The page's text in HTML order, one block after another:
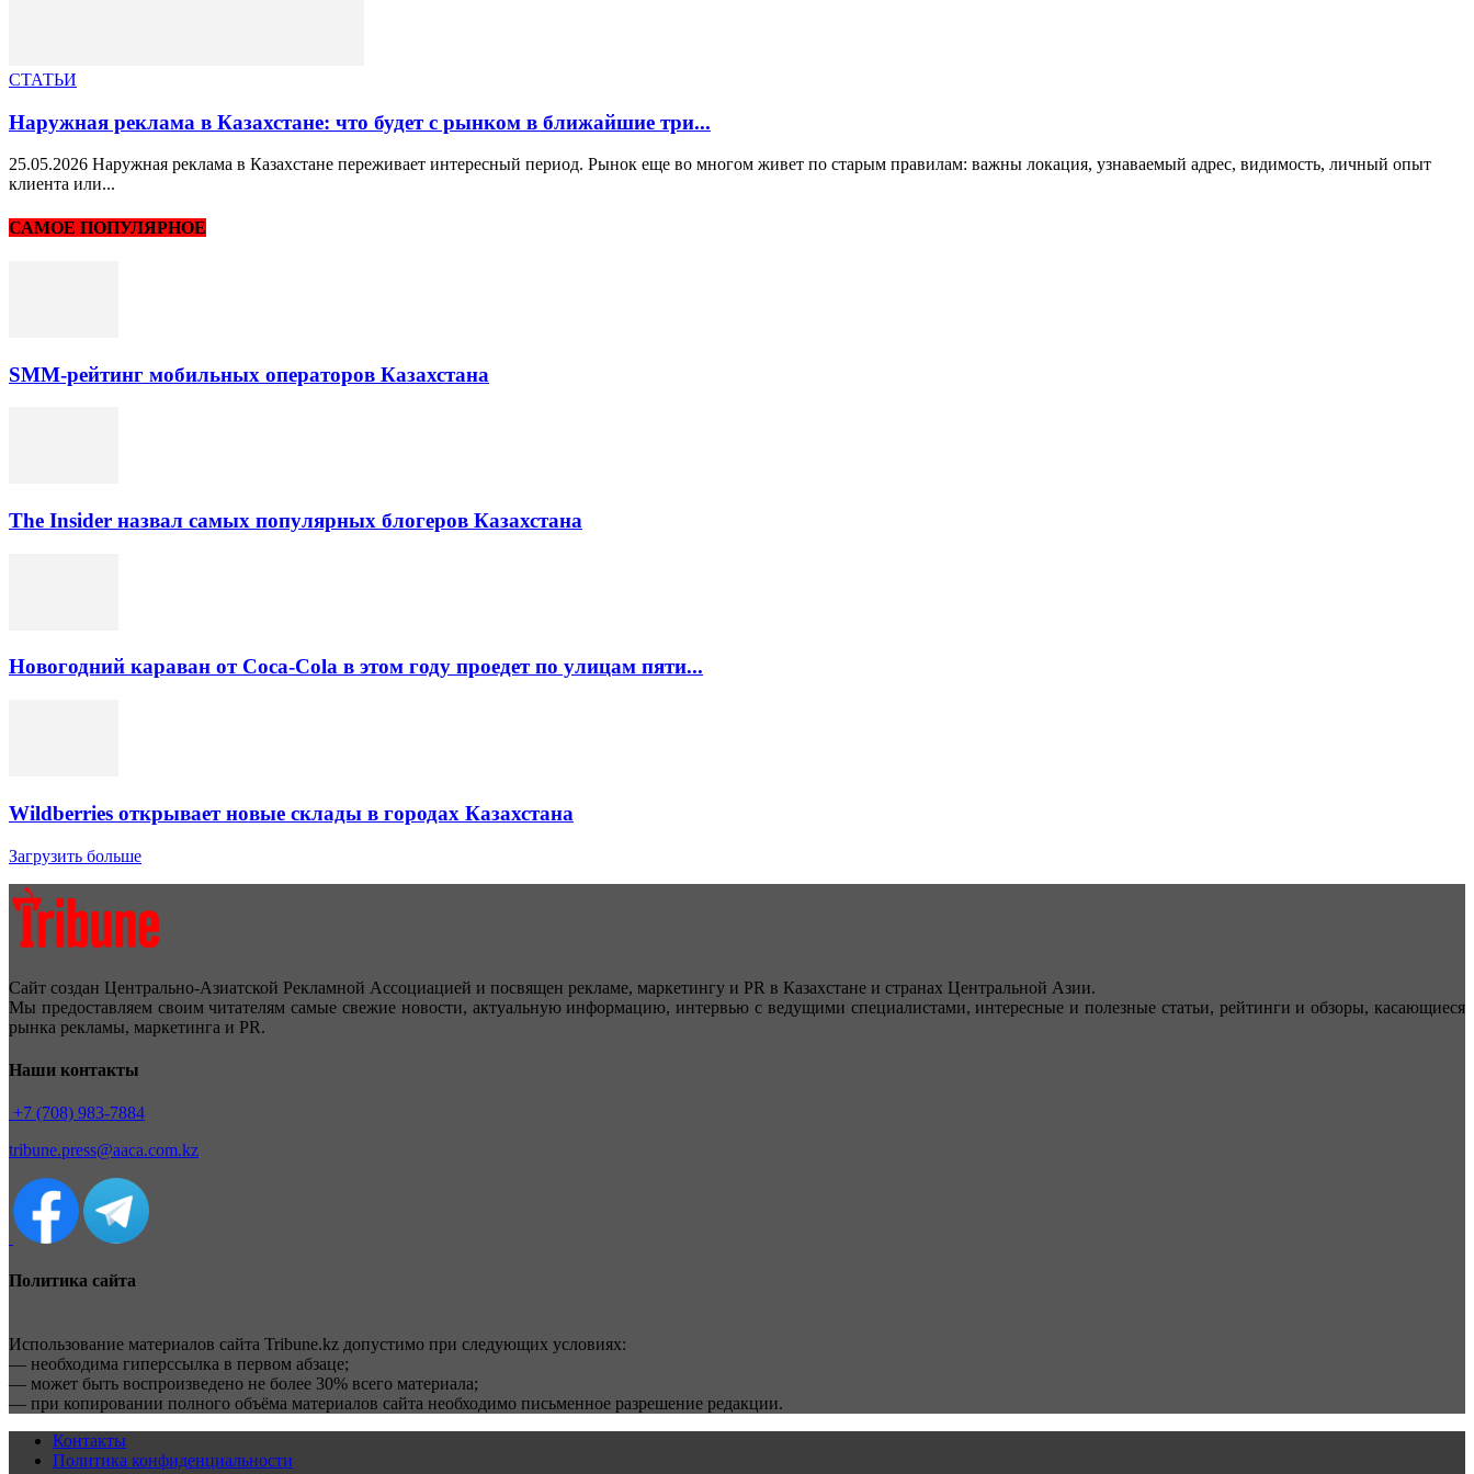
СТАТЬИ
Наружная реклама в Казахстане: что будет с рынком в ближайшие три...
25.05.2026 Наружная реклама в Казахстане переживает интересный период. Рынок еще во многом живет по старым правилам: важны локация, узнаваемый адрес, видимость, личный опыт
клиента или...
САМОЕ ПОПУЛЯРНОЕ
SMM-рейтинг мобильных операторов Казахстана
The Insider назвал самых популярных блогеров Казахстана
Новогодний караван от Coca-Cola в этом году проедет по улицам пяти...
Wildberries открывает новые склады в городах Казахстана
Загрузить больше
Сайт создан Центрально-Азиатской Рекламной Ассоциацией и посвящен рекламе, маркетингу и PR в Казахстане и странах Центральной Азии.
Мы предоставляем своим читателям самые свежие новости, актуальную информацию, интервью с ведущими специалистами, интересные и полезные статьи, рейтинги и обзоры, касающиеся
рынка рекламы, маркетинга и PR.
Наши контакты
+7 (708) 983-7884
tribune.press@aaca.com.kz
Политика сайта
Использование материалов сайта Tribune.kz допустимо при следующих условиях:
— необходима гиперссылка в первом абзаце;
— может быть воспроизведено не более 30% всего материала;
— при копировании полного объёма материалов сайта необходимо письменное разрешение редакции.
Контакты
Политика конфиденциальности